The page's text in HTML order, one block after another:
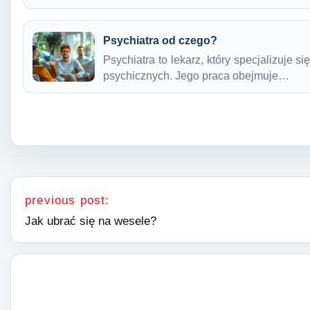
Psychiatra od czego?
Psychiatra to lekarz, który specjalizuje
psychicznych. Jego praca obejmuje…
Nawigacja wpisu
previous post:
Jak ubrać się na wesele?